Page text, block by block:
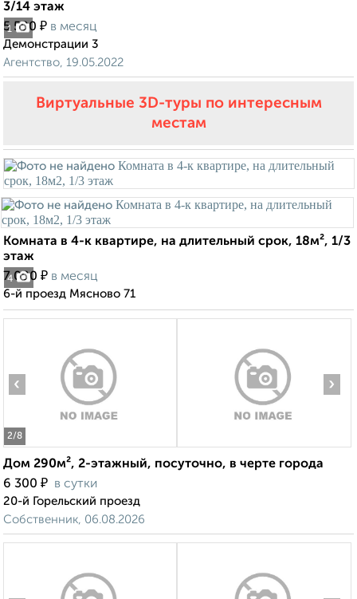
1
3/14 этаж
5 500 ₽ в месяц
Демонстрации 3
Агентство, 19.05.2022
Виртуальные 3D-туры по интересным
местам
4
Комната в 4-к квартире, на длительный срок, 18м², 1/3
этаж
7 000 ₽ в месяц
6-й проезд Мясново 71
2/8
‹ ›
Дом 290м², 2-этажный, посуточно, в черте города
6 300 ₽ в сутки
20-й Горельский проезд
Собственник, 06.08.2026